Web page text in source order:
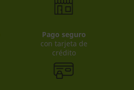
Pago seguro
con tarjeta de
crédito